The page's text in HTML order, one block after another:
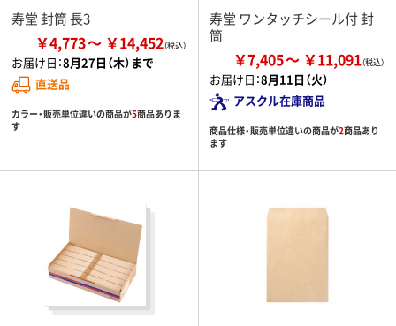
寿堂 封筒 長3
￥4,773 ￥14,452
お届け日：8月27日（木）まで
直送品
カラー・販売単位違いの商品が5商品ありま
す
寿堂 ワンタッチシール付 封
筒
￥7,405 ￥11,091
お届け日：8月11日（火）
アスクル在庫商品
商品仕様・販売単位違いの商品が2商品あり
ます